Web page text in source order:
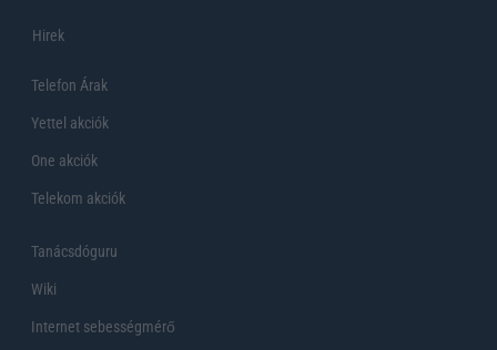
Hirek
Telefon Árak
Yettel akciók
One akciók
Telekom akciók
Tanácsdóguru
Wiki
Internet sebességmérő